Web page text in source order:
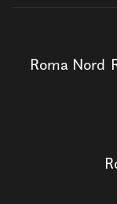
Roma Nord